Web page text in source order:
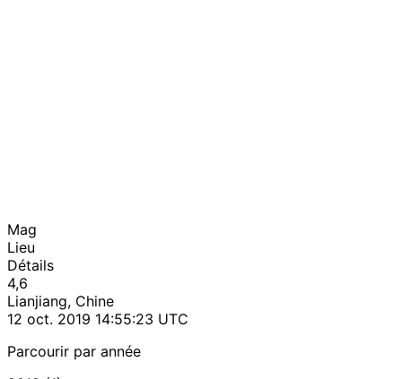
Mag
Lieu
Détails
4,6
Lianjiang, Chine
12 oct. 2019 14:55:23 UTC
Parcourir par année